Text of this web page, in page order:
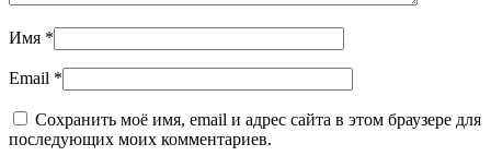
Имя *
Email *
Сохранить моё имя, email и адрес сайта в этом браузере для
последующих моих комментариев.